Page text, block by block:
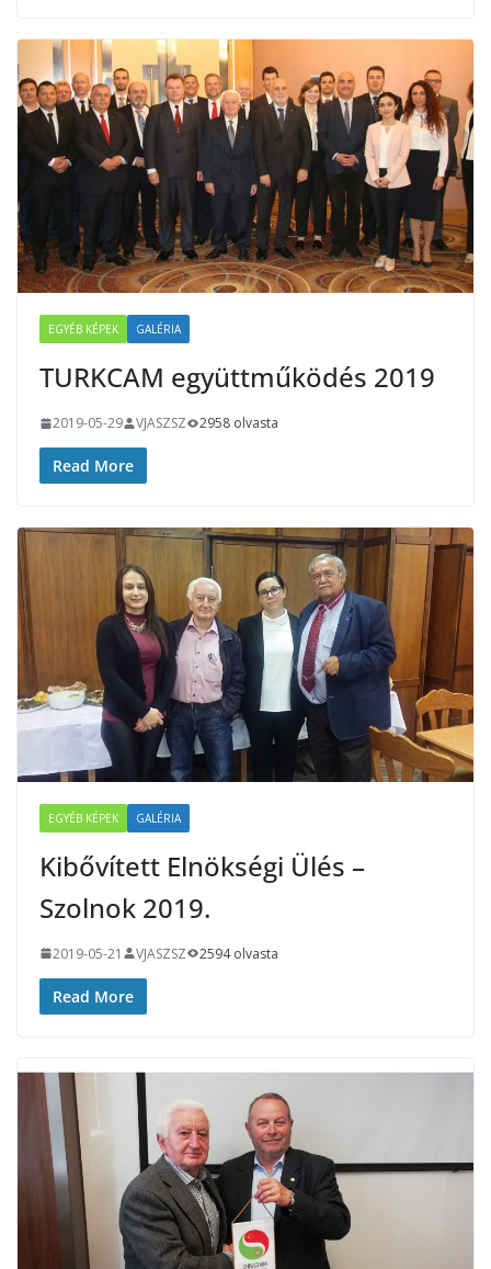
EGYÉB KÉPEK GALÉRIA
TURKCAM együttműködés 2019
2019-05-29 VJASZSZ 2958 olvasta
Read More
EGYÉB KÉPEK GALÉRIA
Kibővített Elnökségi Ülés –
Szolnok 2019.
2019-05-21 VJASZSZ 2594 olvasta
Read More